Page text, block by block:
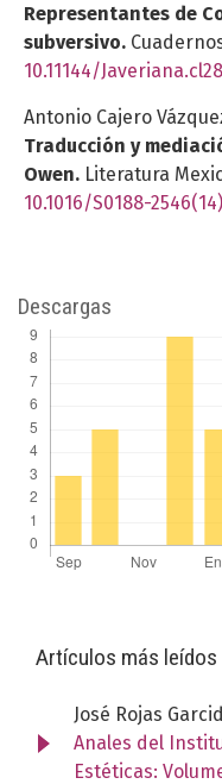
Representantes de
subversivo.
10.11144/
Antonio Cajero
Traducción y
Owen. Literatura
10.1016/S0188-
Descargas
Artículos más
José Rojas
Anales del
Estéticas: